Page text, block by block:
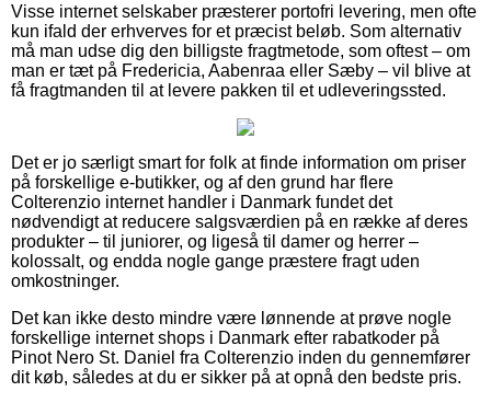
Visse internet selskaber præsterer portofri levering, men ofte
kun ifald der erhverves for et præcist beløb. Som alternativ
må man udse dig den billigste fragtmetode, som oftest – om
man er tæt på Fredericia, Aabenraa eller Sæby – vil blive at
få fragtmanden til at levere pakken til et udleveringssted.
Det er jo særligt smart for folk at finde information om priser
på forskellige e-butikker, og af den grund har flere
Colterenzio internet handler i Danmark fundet det
nødvendigt at reducere salgsværdien på en række af deres
produkter – til juniorer, og ligeså til damer og herrer –
kolossalt, og endda nogle gange præstere fragt uden
omkostninger.
Det kan ikke desto mindre være lønnende at prøve nogle
forskellige internet shops i Danmark efter rabatkoder på
Pinot Nero St. Daniel fra Colterenzio inden du gennemfører
dit køb, således at du er sikker på at opnå den bedste pris.